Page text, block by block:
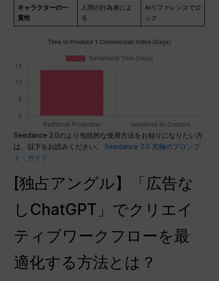
キャラクターの一
貫性
人間の行為者によ
る
AIリファレンスでロ
ック
Seedance 2.0のより包括的な使用方法をお知りになりたい方
は、以下をお読みください。
Seedance 2.0 究極のプロンプ
ト・ガイド.
[独占アングル】「広告な
しChatGPT」でクリエイ
ティブワークフローを最
適化する方法とは？